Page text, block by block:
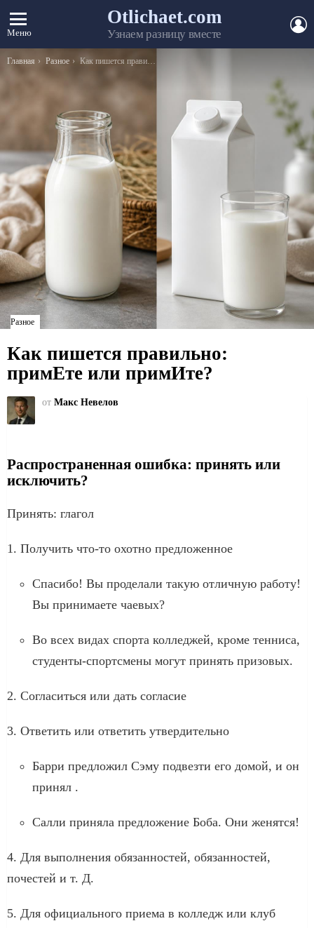
Меню
Otlichaet.com
Узнаем разницу вместе
Вы здесь:
Главная Разное Как пишется правильно: примЕте или примИте?
Разное
Как пишется правильно:
примЕте или примИте?
от Макс Невелов
Распространенная ошибка: принять или
исключить?
Принять: глагол
1. Получить что-то охотно предложенное
Спасибо! Вы проделали такую ​​отличную работу!
Вы принимаете чаевых?
Во всех видах спорта колледжей, кроме тенниса,
студенты-спортсмены могут принять призовых.
2. Согласиться или дать согласие
3. Ответить или ответить утвердительно
Барри предложил Сэму подвезти его домой, и он
принял .
Салли приняла предложение Боба. Они женятся!
4. Для выполнения обязанностей, обязанностей,
почестей и т. Д.
5. Для официального приема в колледж или клуб